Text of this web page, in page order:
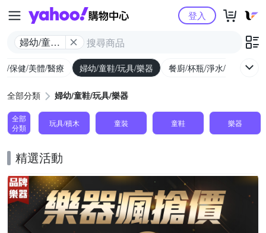
Yahoo購物中心
婦幼/童鞋/
登入
/保健/美體/醫療 婦幼/童鞋/玩具/樂器 餐廚/杯瓶/淨水/寵物
全部分類 婦幼/童鞋/玩具/樂器
全部
分類
玩具/積木 童裝 童鞋 樂器
精選活動